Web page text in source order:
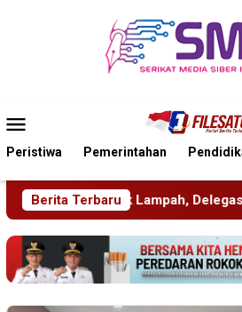
Mobile
Peristiwa Pemerintahan
Berita Terbaru
JRCS Jepang Berbagi